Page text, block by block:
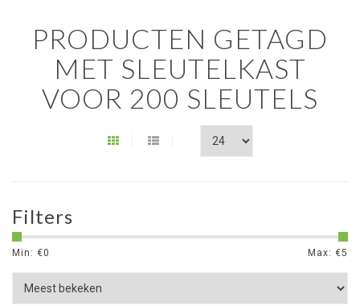
PRODUCTEN GETAGD
MET SLEUTELKAST
VOOR 200 SLEUTELS
Filters
Min: €0 Max: €5